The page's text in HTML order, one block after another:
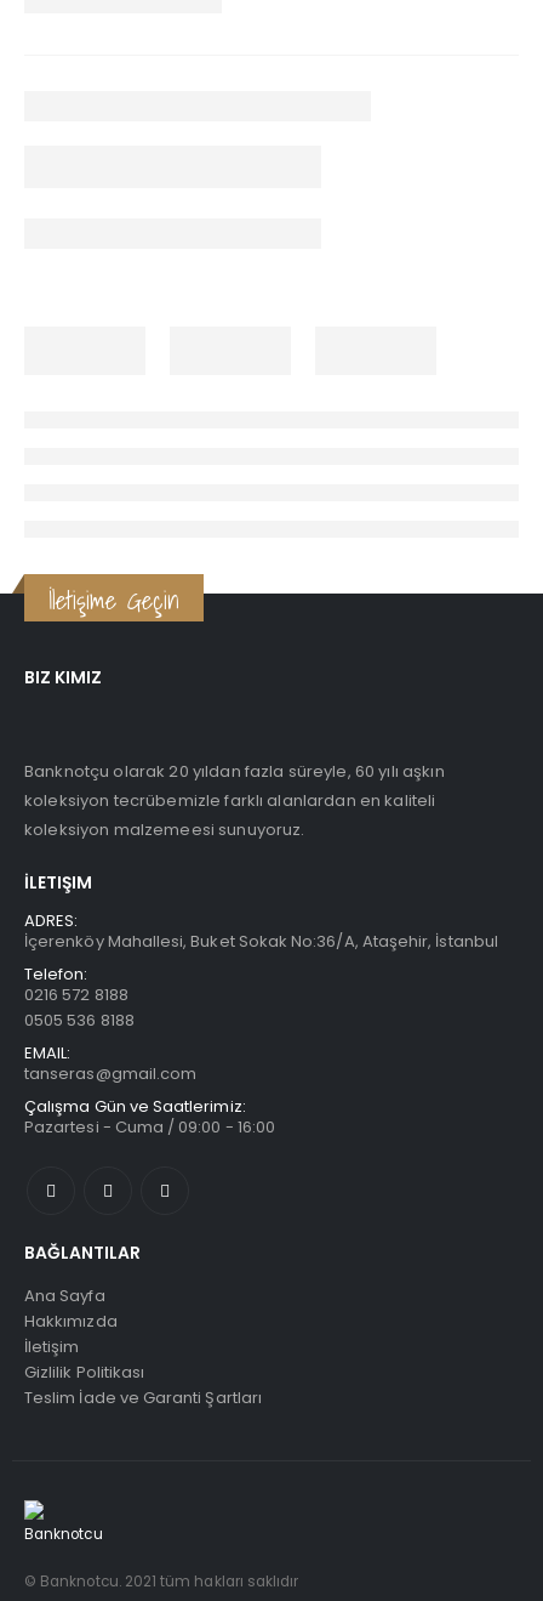
İletişime Geçin
BIZ KIMIZ
Banknotçu olarak 20 yıldan fazla süreyle, 60 yılı aşkın
koleksiyon tecrübemizle farklı alanlardan en kaliteli
koleksiyon malzemeesi sunuyoruz.
İLETIŞIM
ADRES:
İçerenköy Mahallesi, Buket Sokak No:36/A, Ataşehir, İstanbul
Telefon:
0216 572 8188
0505 536 8188
EMAIL:
tanseras@gmail.com
Çalışma Gün ve Saatlerimiz:
Pazartesi - Cuma / 09:00 - 16:00
BAĞLANTILAR
Ana Sayfa
Hakkımızda
İletişim
Gizlilik Politikası
Teslim İade ve Garanti Şartları
© Banknotcu. 2021 tüm hakları saklıdır